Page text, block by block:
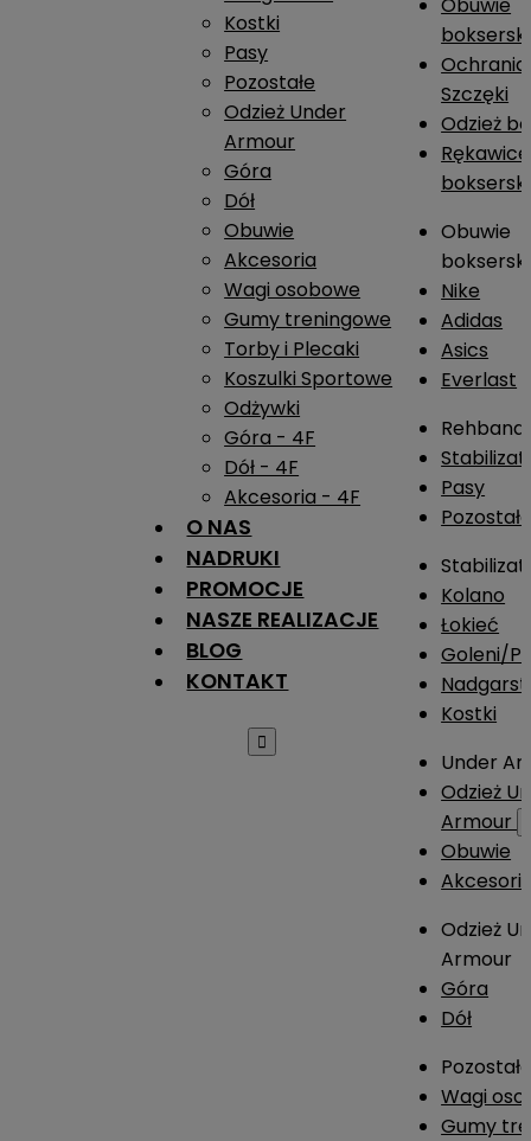
Kostki
Pasy
Pozostałe
Odzież Under
Armour
Góra
Dół
Obuwie
Akcesoria
Wagi osobowe
Gumy treningowe
Torby i Plecaki
Koszulki Sportowe
Odżywki
Góra - 4F
Dół - 4F
Akcesoria - 4F
O NAS
NADRUKI
PROMOCJE
NASZE REALIZACJE
BLOG
KONTAKT

Szczęki
Odzież
Rękawice
Obuwie
Nike
Adidas
Asics
Everlast
Rehband
Pasy
Kolano
Łokieć
Goleni/
Kostki
Under
Odzież
Armour
Obuwie
Odzież
Armour
Góra
Dół
Wagi
Gumy